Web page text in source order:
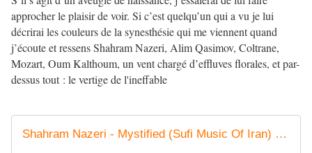
approcher le plaisir de voir. Si c’est quelqu’un qui a vu je lui
décrirai les couleurs de la synesthésie qui me viennent quand
j’écoute et ressens Shahram Nazeri, Alim Qasimov, Coltrane,
Mozart, Oum Kalthoum, un vent chargé d’effluves florales, et par-
dessus tout : le vertige de l'ineffable
Shahram Nazeri - Mystified (Sufi Music Of Iran) ( Complete Album )